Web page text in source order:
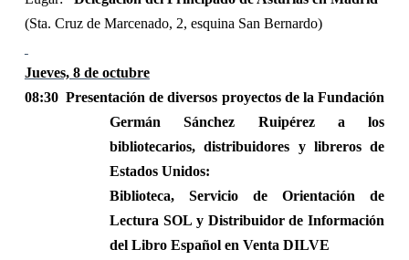
(Sta. Cruz de Marcenado, 2, esquina San Bernardo)
Jueves, 8 de octubre
08:30 Presentación de diversos proyectos de la Fundación
Germán Sánchez Ruipérez a los
bibliotecarios, distribuidores y libreros de
Estados Unidos:
Biblioteca, Servicio de Orientación de
Lectura SOL y Distribuidor de Información
del Libro Español en Venta DILVE